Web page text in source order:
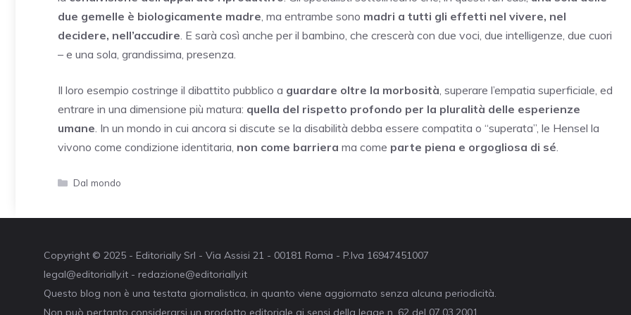
due gemelle è biologicamente madre , ma entrambe sono madri a tutti gli effetti nel vivere, nel
decidere, nell’accudire . E sarà così anche per il bambino, che crescerà con due voci, due intelligenze, due cuori
– e una sola, grandissima, presenza.
Il loro esempio costringe il dibattito pubblico a guardare oltre la morbosità , superare l’empatia superficiale, ed
entrare in una dimensione più matura: quella del rispetto profondo per la pluralità delle esperienze
umane . In un mondo in cui ancora si discute se la disabilità debba essere compatita o “superata”, le Hensel la
vivono come condizione identitaria, non come barriera ma come parte piena e orgogliosa di sé
Categorie
Dal mondo
Copyright © 2025 - Editorially Srl - Via Assisi 21 - 00181 Roma - P.Iva 16947451007
legal@editorially.it - redazione@editorially.it
Questo blog non è una testata giornalistica, in quanto viene aggiornato senza alcuna periodicità.
Non può pertanto considerarsi un prodotto editoriale ai sensi della legge n. 62 del 07.03.2001